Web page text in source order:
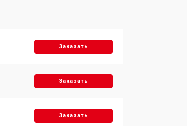
Заказать
Заказать
Заказать